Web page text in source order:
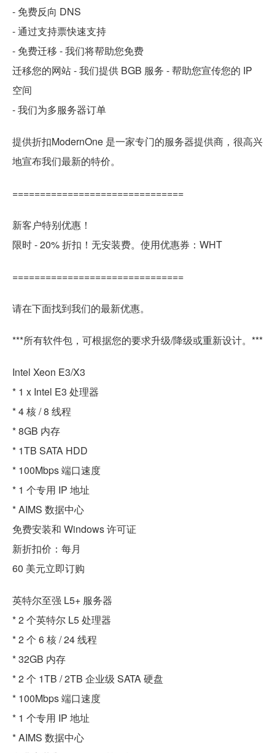
- 免费反向 DNS
- 通过支持票快速支持
- 免费迁移 - 我们将帮助您免费
迁移您的网站 - 我们提供 BGB 服务 - 帮助您宣传您的 IP
空间
- 我们为多服务器订单
提供折扣ModernOne 是一家专门的服务器提供商，很高兴
地宣布我们最新的特价。
===============================
新客户特别优惠！
限时 - 20% 折扣！无安装费。使用优惠券：WHT
===============================
请在下面找到我们的最新优惠。
***所有软件包，可根据您的要求升级/降级或重新设计。***
Intel Xeon E3/X3
* 1 x Intel E3 处理器
* 4 核 / 8 线程
* 8GB 内存
* 1TB SATA HDD
* 100Mbps 端口速度
* 1 个专用 IP 地址
* AIMS 数据中心
免费安装和 Windows 许可证
新折扣价：每月
60 美元立即订购
英特尔至强 L5+ 服务器
* 2 个英特尔 L5 处理器
* 2 个 6 核 / 24 线程
* 32GB 内存
* 2 个 1TB / 2TB 企业级 SATA 硬盘
* 100Mbps 端口速度
* 1 个专用 IP 地址
* AIMS 数据中心